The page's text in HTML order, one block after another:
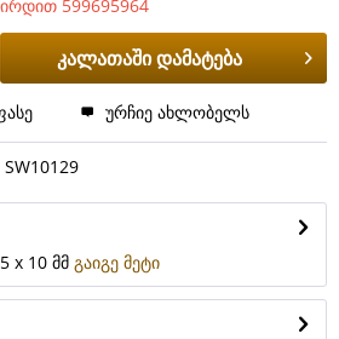
599695964
კალათაში დამატება
ურჩიე ახლობელს
SW10129
x 10 მმ გაიგე მეტი